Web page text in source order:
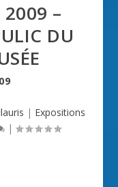
2009 –
DU
| Expositions
|